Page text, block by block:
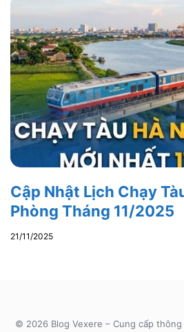
Cập Nhật Lịch Chạy
Phòng Tháng 11/2025
21/11/2025
© 2026 Blog Vexere – Cung cấp